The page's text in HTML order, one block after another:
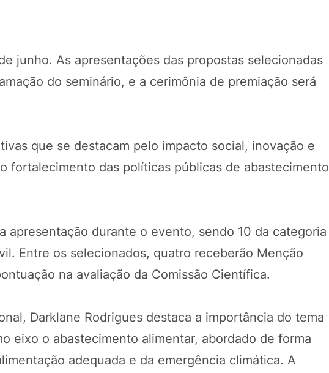
junho. As apresentações das propostas selecionadas
do seminário, e a cerimônia de premiação será
que se destacam pelo impacto social, inovação e
fortalecimento das políticas públicas de abastecimento
apresentação durante o evento, sendo 10 da categoria
Entre os selecionados, quatro receberão Menção
na avaliação da Comissão Científica.
Darklane Rodrigues destaca a importância do tema
eixo o abastecimento alimentar, abordado de forma
adequada e da emergência climática. A